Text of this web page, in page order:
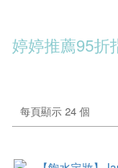
婷婷推薦95折
每頁顯示 24 個